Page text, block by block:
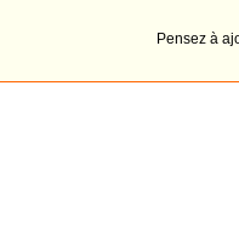
Pensez à